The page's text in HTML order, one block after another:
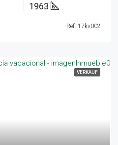
1963
Ref: 17kv002
VERKAUF